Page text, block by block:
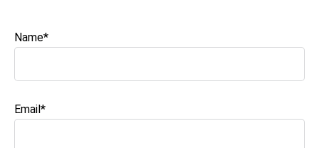
Name*
Email*